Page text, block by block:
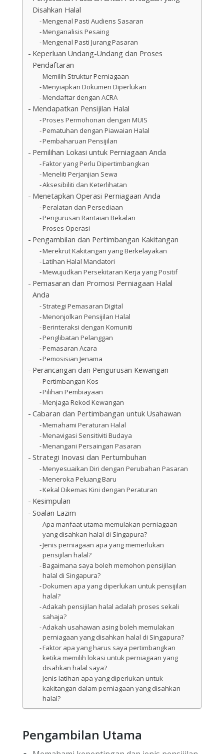
Disahkan Halal
Mengenal Pasti Audiens Sasaran
Menganalisis Pesaing
Mengenal Pasti Jurang Pasaran
Keperluan Undang-Undang dan Proses
Pendaftaran
Memilih Struktur Perniagaan
Menyiapkan Dokumen Diperlukan
Mendaftar dengan ACRA
Mendapatkan Pensijilan Halal
Proses Permohonan dengan MUIS
Pematuhan dengan Piawaian Halal
Pembaharuan Pensijilan
Pemilihan Lokasi untuk Perniagaan Anda
Faktor yang Perlu Dipertimbangkan
Meneliti Perjanjian Sewa
Aksesibiliti dan Keterlihatan
Menetapkan Operasi Perniagaan Anda
Peralatan dan Persediaan
Pengurusan Rantaian Bekalan
Proses Operasi
Pengambilan dan Pertimbangan Kakitangan
Merekrut Kakitangan yang Berkelayakan
Latihan Halal Mandatori
Mewujudkan Persekitaran Kerja yang Positif
Pemasaran dan Promosi Perniagaan Halal
Anda
Strategi Pemasaran Digital
Menonjolkan Pensijilan Halal
Berinteraksi dengan Komuniti
Penglibatan Pelanggan
Pemasaran Acara
Pemosisian Jenama
Perancangan dan Pengurusan Kewangan
Pertimbangan Kos
Pilihan Pembiayaan
Menjaga Rekod Kewangan
Cabaran dan Pertimbangan untuk Usahawan
Memahami Peraturan Halal
Menavigasi Sensitiviti Budaya
Menangani Persaingan Pasaran
Strategi Inovasi dan Pertumbuhan
Menyesuaikan Diri dengan Perubahan Pasaran
Meneroka Peluang Baru
Kekal Dikemas Kini dengan Peraturan
Kesimpulan
Soalan Lazim
Apa manfaat utama memulakan perniagaan
yang disahkan halal di Singapura?
Jenis perniagaan apa yang memerlukan
pensijilan halal?
Bagaimana saya boleh memohon pensijilan
halal di Singapura?
Dokumen apa yang diperlukan untuk pensijilan
halal?
Adakah pensijilan halal adalah proses sekali
sahaja?
Adakah usahawan asing boleh memulakan
perniagaan yang disahkan halal di Singapura?
Faktor apa yang harus saya pertimbangkan
ketika memilih lokasi untuk perniagaan yang
disahkan halal saya?
Jenis latihan apa yang diperlukan untuk
kakitangan dalam perniagaan yang disahkan
halal?
Pengambilan Utama